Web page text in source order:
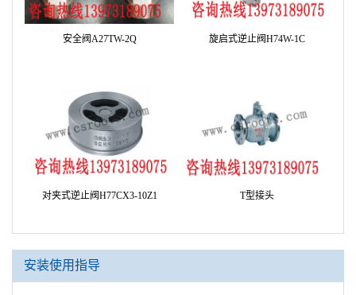
安全阀A27TW-2Q 旋启式逆止阀H74W-1C
对夹式逆止阀H77CX3-10Z1 T型接头
安装使用指导